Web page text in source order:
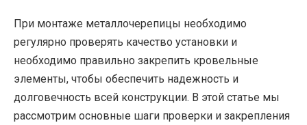
При монтаже металлочерепицы необходимо
регулярно проверять качество установки и
необходимо правильно закрепить кровельные
элементы, чтобы обеспечить надежность и
долговечность всей конструкции. В этой статье мы
рассмотрим основные шаги проверки и закрепления